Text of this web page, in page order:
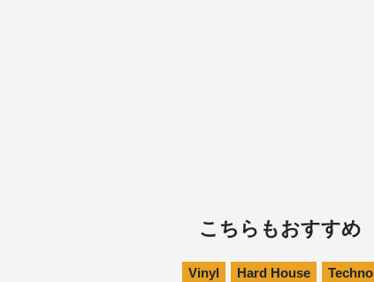
こちらもおすすめ
Vinyl Hard House Techno